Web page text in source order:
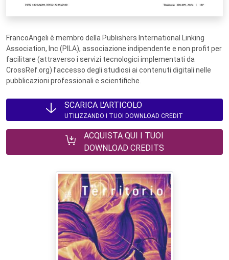
FrancoAngeli è membro della Publishers International Linking
Association, Inc (PILA), associazione indipendente e non profit per
facilitare (attraverso i servizi tecnologici implementati da
CrossRef.org) l’accesso degli studiosi ai contenuti digitali nelle
pubblicazioni professionali e scientifiche.
SCARICA L'ARTICOLO
UTILIZZANDO I TUOI DOWNLOAD CREDIT
ACQUISTA QUI I TUOI
DOWNLOAD CREDITS